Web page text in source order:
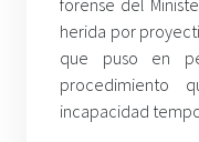
herida por
que puso en
procedimiento
incapacidad